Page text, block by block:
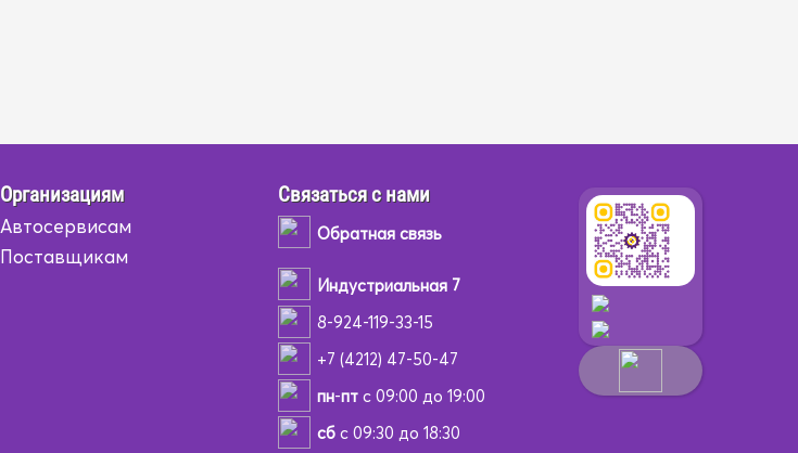
Организациям
Автосервисам
Поставщикам
Связаться с нами
Обратная связь
Индустриальная 7
8-924-119-33-15
+7 (4212) 47-50-47
пн-птс 09:00 до 19:00
сбс 09:30 до 18:30